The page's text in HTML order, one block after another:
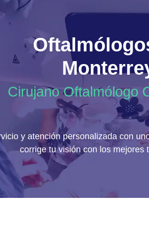
Cirujano Oftalmólogo
y atención personalizada con
corrige tu visión con los mejores